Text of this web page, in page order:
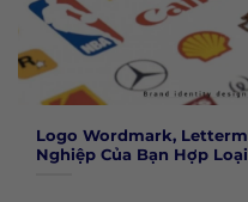
Logo Wordmark,
Nghiệp Của Bạn Hợp